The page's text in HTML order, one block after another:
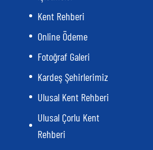
Kent Rehberi
Online Ödeme
Fotoğraf Galeri
Kardeş Şehirlerimiz
Ulusal Kent Rehberi
Ulusal Çorlu Kent
Rehberi